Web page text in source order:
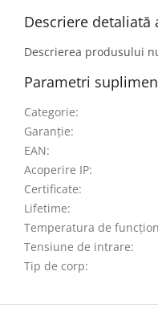
Descriere detaliată
Descrierea produsului
Parametri
Categorie:
Garanţie:
EAN:
Acoperire IP:
Certificate:
Lifetime:
Temperatura de
Tensiune de intrare:
Tip de corp:
S